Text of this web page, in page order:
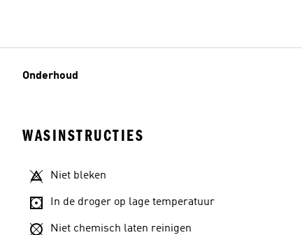
Onderhoud
WASINSTRUCTIES
Niet bleken
In de droger op lage temperatuur
Niet chemisch laten reinigen